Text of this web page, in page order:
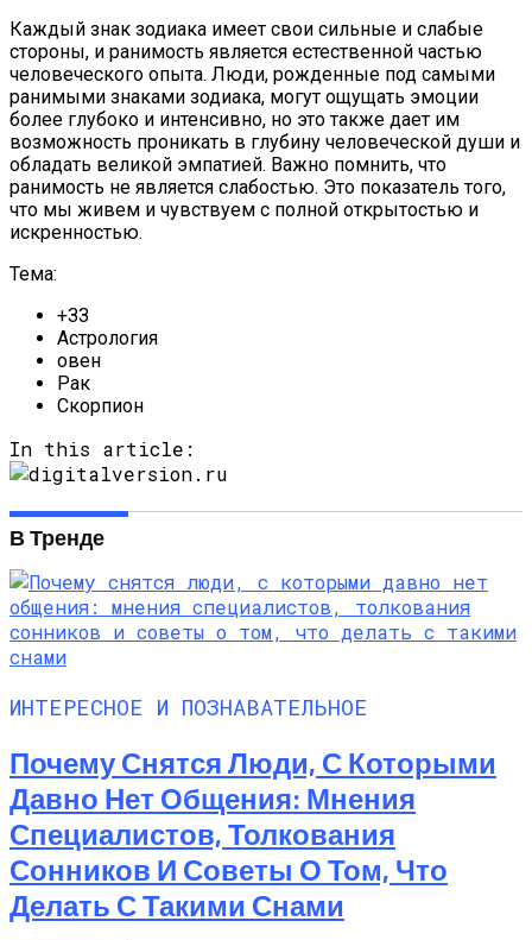
Каждый знак зодиака имеет свои сильные и слабые
стороны, и ранимость является естественной частью
человеческого опыта. Люди, рожденные под самыми
ранимыми знаками зодиака, могут ощущать эмоции
более глубоко и интенсивно, но это также дает им
возможность проникать в глубину человеческой души и
обладать великой эмпатией. Важно помнить, что
ранимость не является слабостью. Это показатель того,
что мы живем и чувствуем с полной открытостью и
искренностью.
Тема:
+ЗЗ
Астрология
овен
Рак
Скорпион
In this article:
В Тренде
ИНТЕРЕСНОЕ И ПОЗНАВАТЕЛЬНОЕ
Почему Снятся Люди, С Которыми
Давно Нет Общения: Мнения
Специалистов, Толкования
Сонников И Советы О Том, Что
Делать С Такими Снами